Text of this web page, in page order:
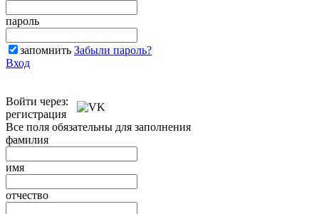
пароль
запомнить Забыли пароль?
Вход
Войти через:
регистрация
Все поля обязательны для заполнения
фамилия
имя
отчество